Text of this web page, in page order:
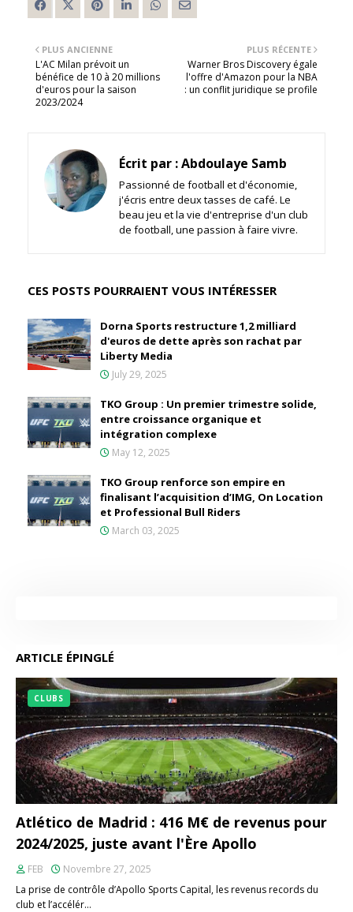
PLUS RÉCENTE
Warner Bros Discovery égale
l'offre d'Amazon pour la NBA
: un conflit juridique se profile
PLUS ANCIENNE
L'AC Milan prévoit un
bénéfice de 10 à 20 millions
d'euros pour la saison
2023/2024
Écrit par :Abdoulaye Samb
Passionné de football et d'économie,
j'écris entre deux tasses de café. Le
beau jeu et la vie d'entreprise d'un club
de football, une passion à faire vivre.
CES POSTS POURRAIENT VOUS INTÉRESSER
Dorna Sports restructure 1,2 milliard
d'euros de dette après son rachat par
Liberty Media
July 29, 2025
TKO Group : Un premier trimestre solide,
entre croissance organique et
intégration complexe
May 12, 2025
TKO Group renforce son empire en
finalisant l’acquisition d’IMG, On Location
et Professional Bull Riders
March 03, 2025
ARTICLE ÉPINGLÉ
CLUBS
Atlético de Madrid : 416 M€ de revenus pour
2024/2025, juste avant l'Ère Apollo
FEB
Novembre 27, 2025
La prise de contrôle d’Apollo Sports Capital, les revenus records du
club et l’accélér…